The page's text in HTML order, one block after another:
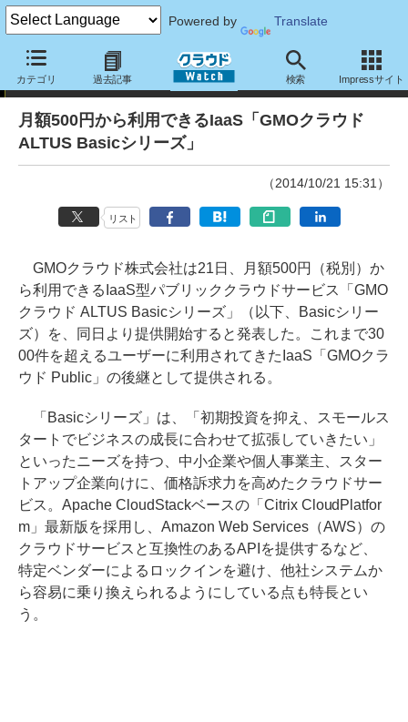
Powered by Translate
カテゴリ 過去記事 検索 Impressサイト
ニュース
月額500円から利用できるIaaS「GMOクラウド
ALTUS Basicシリーズ」
（2014/10/21 15:31）
リスト
GMOクラウド株式会社は21日、月額500円（税別）か
ら利用できるIaaS型パブリッククラウドサービス「GMO
クラウド ALTUS Basicシリーズ」（以下、Basicシリー
ズ）を、同日より提供開始すると発表した。これまで30
00件を超えるユーザーに利用されてきたIaaS「GMOクラ
ウド Public」の後継として提供される。
「Basicシリーズ」は、「初期投資を抑え、スモールス
タートでビジネスの成長に合わせて拡張していきたい」
といったニーズを持つ、中小企業や個人事業主、スター
トアップ企業向けに、価格訴求力を高めたクラウドサー
ビス。Apache CloudStackベースの「Citrix CloudPlatfor
m」最新版を採用し、Amazon Web Services（AWS）の
クラウドサービスと互換性のあるAPIを提供するなど、
特定ベンダーによるロックインを避け、他社システムか
ら容易に乗り換えられるようにしている点も特長とい
う。